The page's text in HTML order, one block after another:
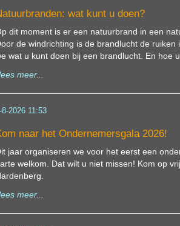
wat kunt u doen?
dit moment is er een natuurbrand in een
de windrichting is de brandlucht de
wat u kunt doen bij een brandlucht. En hoe
meer...
8-2026 11:53
naar het Ondernemersgala 2026!
jaar organiseren we voor het eerst een
welkom. Dat wilt u niet missen! Kom op
meer...